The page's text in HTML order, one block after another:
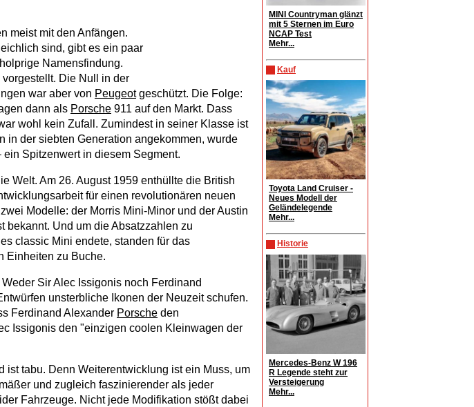
MINI Countryman glänzt
mit 5 Sternen im Euro
NCAP Test
Mehr...
Kauf
Toyota Land Cruiser -
Neues Modell der
Geländelegende
Mehr...
Historie
Mercedes-Benz W 196
R Legende steht zur
Versteigerung
Mehr...
meist mit den Anfängen.
sind, gibt es ein paar
Namensfindung.
vorgestellt. Die Null in der
war aber von Peugeotgeschützt. Die Folge:
dann als Porsche 911 auf den Markt. Dass
wohl kein Zufall. Zumindest in seiner Klasse ist
in der siebten Generation angekommen, wurde
Spitzenwert in diesem Segment.
Welt. Am 26. August 1959 enthüllte die British
für einen revolutionären neuen
Modelle: der Morris Mini-Minor und der Austin
bekannt. Und um die Absatzzahlen zu
classic Mini endete, standen für das
Einheiten zu Buche.
Sir Alec Issigonis noch Ferdinand
unsterbliche Ikonen der Neuzeit schufen.
Ferdinand Alexander Porsche den
Issigonis den "einzigen coolen Kleinwagen der
tabu. Denn Weiterentwicklung ist ein Muss, um
und zugleich faszinierender als jeder
Fahrzeuge. Nicht jede Modifikation stößt dabei